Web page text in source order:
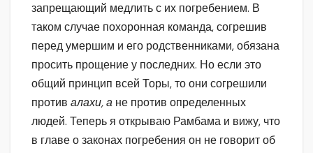
запрещающий медлить с их погребением. В
таком случае похоронная команда, согрешив
перед умершим и его родственниками, обязана
просить прощение у последних. Но если это
общий принцип всей Торы, то они согрешили
против алахи, а не против определенных
людей. Теперь я открываю Рамбама и вижу, что
в главе о законах погребения он не говорит об